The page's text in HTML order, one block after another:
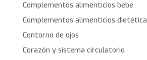
Complementos alimenticios bebe
Complementos alimenticios dietética
Contorno de ojos
Corazón y sistema circulatorio